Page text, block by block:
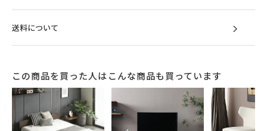
送料について
この商品を買った人はこんな商品も買っています